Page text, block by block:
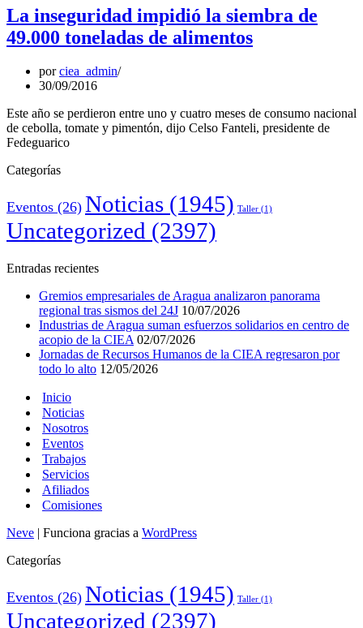
La inseguridad impidió la siembra de
49.000 toneladas de alimentos
porciea_admin
30/09/2016
Este año se perdieron entre uno y cuatro meses de consumo nacional
de cebolla, tomate y pimentón, dijo Celso Fanteli, presidente de
Fedeguarico
Categorías
Eventos (26) Noticias (1945) Taller (1)
Uncategorized (2397)
Entradas recientes
Gremios empresariales de Aragua analizaron panorama
regional tras sismos del 24J 10/07/2026
Industrias de Aragua suman esfuerzos solidarios en centro de
acopio de la CIEA 02/07/2026
Jornadas de Recursos Humanos de la CIEA regresaron por
todo lo alto 12/05/2026
Inicio
Noticias
Nosotros
Eventos
Trabajos
Servicios
Afiliados
Comisiones
Neve | Funciona gracias a WordPress
Categorías
Eventos (26) Noticias (1945) Taller (1)
Uncategorized (2397)